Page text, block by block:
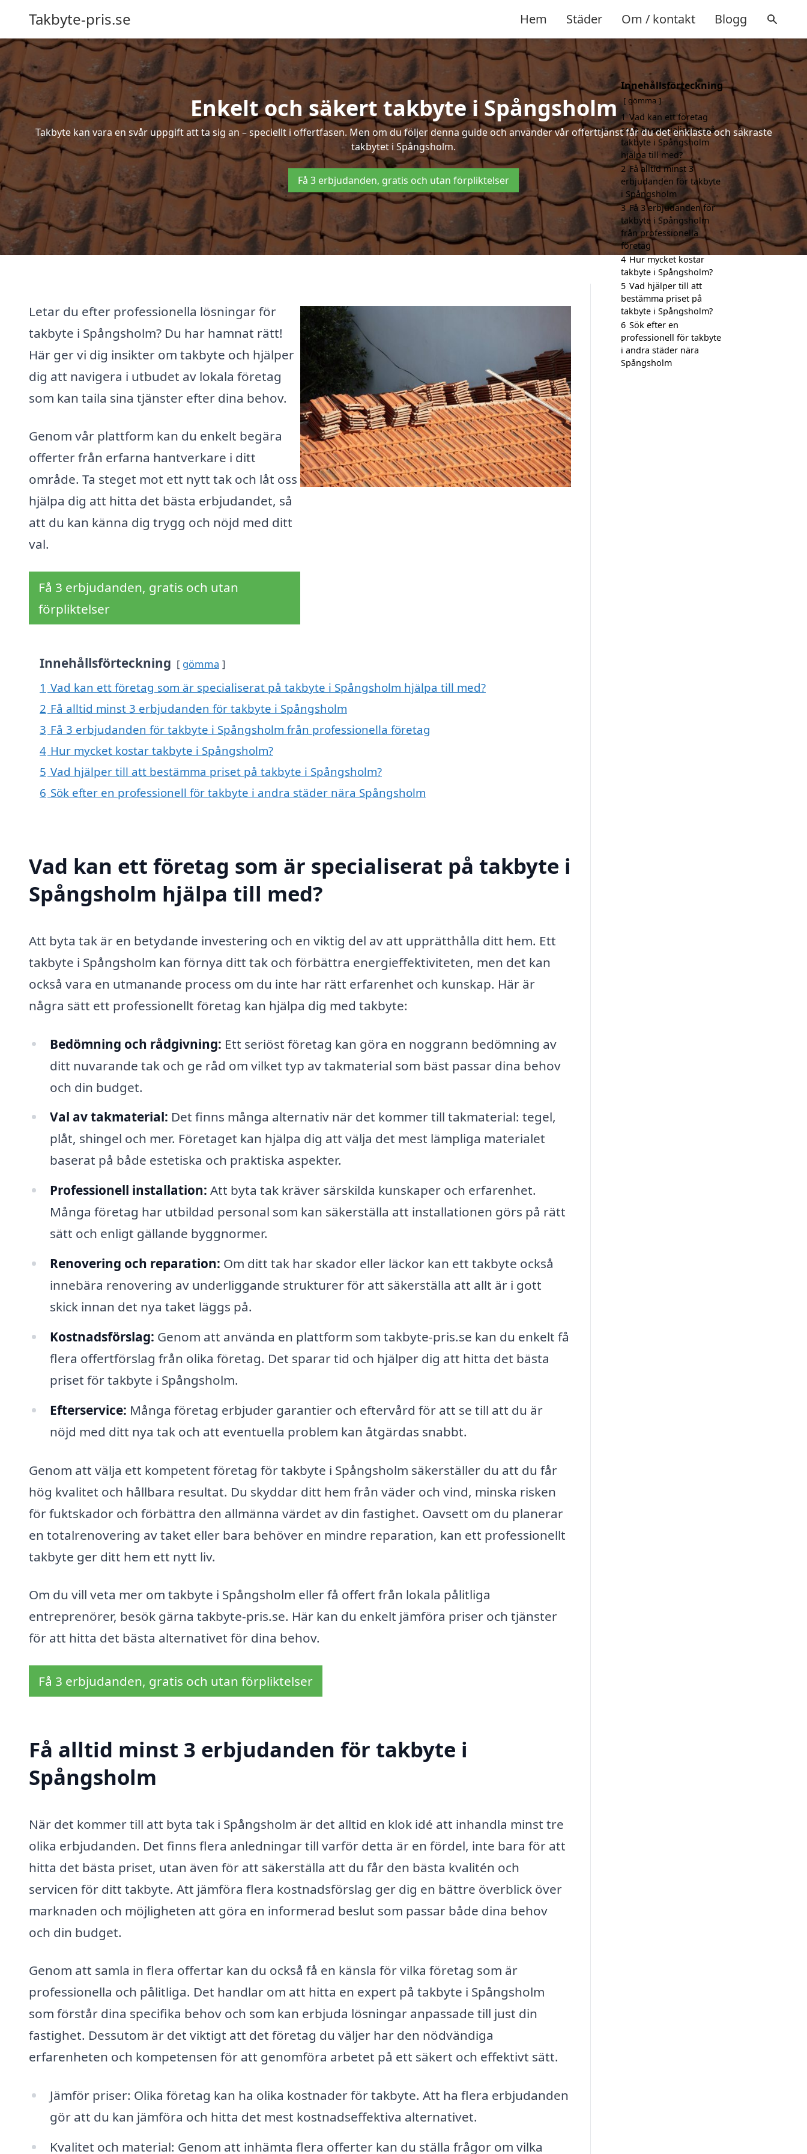
Takbyte-pris.se Hem Städer Om / kontakt Blogg
Enkelt och säkert takbyte i Spångsholm
Takbyte kan vara en svår uppgift att ta sig an – speciellt i offertfasen. Men om du följer denna guide och använder vår offerttjänst får du det enklaste och säkraste
takbytet i Spångsholm.
Få 3 erbjudanden, gratis och utan förpliktelser
Letar du efter professionella lösningar för
takbyte i Spångsholm? Du har hamnat rätt!
Här ger vi dig insikter om takbyte och hjälper
dig att navigera i utbudet av lokala företag
som kan taila sina tjänster efter dina behov.
Genom vår plattform kan du enkelt begära
offerter från erfarna hantverkare i ditt
område. Ta steget mot ett nytt tak och låt oss
hjälpa dig att hitta det bästa erbjudandet, så
att du kan känna dig trygg och nöjd med ditt
val.
Få 3 erbjudanden, gratis och utan
förpliktelser
Innehållsförteckning gömma
1 Vad kan ett företag som är specialiserat på takbyte i Spångsholm hjälpa till med?
2 Få alltid minst 3 erbjudanden för takbyte i Spångsholm
3 Få 3 erbjudanden för takbyte i Spångsholm från professionella företag
4 Hur mycket kostar takbyte i Spångsholm?
5 Vad hjälper till att bestämma priset på takbyte i Spångsholm?
6 Sök efter en professionell för takbyte i andra städer nära Spångsholm
Vad kan ett företag som är specialiserat på takbyte i
Spångsholm hjälpa till med?
Att byta tak är en betydande investering och en viktig del av att upprätthålla ditt hem. Ett
takbyte i Spångsholm kan förnya ditt tak och förbättra energieffektiviteten, men det kan
också vara en utmanande process om du inte har rätt erfarenhet och kunskap. Här är
några sätt ett professionellt företag kan hjälpa dig med takbyte:
Bedömning och rådgivning: Ett seriöst företag kan göra en noggrann bedömning av
ditt nuvarande tak och ge råd om vilket typ av takmaterial som bäst passar dina behov
och din budget.
Val av takmaterial: Det finns många alternativ när det kommer till takmaterial: tegel,
plåt, shingel och mer. Företaget kan hjälpa dig att välja det mest lämpliga materialet
baserat på både estetiska och praktiska aspekter.
Professionell installation: Att byta tak kräver särskilda kunskaper och erfarenhet.
Många företag har utbildad personal som kan säkerställa att installationen görs på rätt
sätt och enligt gällande byggnormer.
Renovering och reparation: Om ditt tak har skador eller läckor kan ett takbyte också
innebära renovering av underliggande strukturer för att säkerställa att allt är i gott
skick innan det nya taket läggs på.
Kostnadsförslag: Genom att använda en plattform som takbyte-pris.se kan du enkelt få
flera offertförslag från olika företag. Det sparar tid och hjälper dig att hitta det bästa
priset för takbyte i Spångsholm.
Efterservice: Många företag erbjuder garantier och eftervård för att se till att du är
nöjd med ditt nya tak och att eventuella problem kan åtgärdas snabbt.
Genom att välja ett kompetent företag för takbyte i Spångsholm säkerställer du att du får
hög kvalitet och hållbara resultat. Du skyddar ditt hem från väder och vind, minska risken
för fuktskador och förbättra den allmänna värdet av din fastighet. Oavsett om du planerar
en totalrenovering av taket eller bara behöver en mindre reparation, kan ett professionellt
takbyte ger ditt hem ett nytt liv.
Om du vill veta mer om takbyte i Spångsholm eller få offert från lokala pålitliga
entreprenörer, besök gärna takbyte-pris.se. Här kan du enkelt jämföra priser och tjänster
för att hitta det bästa alternativet för dina behov.
Få 3 erbjudanden, gratis och utan förpliktelser
Få alltid minst 3 erbjudanden för takbyte i
Spångsholm
När det kommer till att byta tak i Spångsholm är det alltid en klok idé att inhandla minst tre
olika erbjudanden. Det finns flera anledningar till varför detta är en fördel, inte bara för att
hitta det bästa priset, utan även för att säkerställa att du får den bästa kvalitén och
servicen för ditt takbyte. Att jämföra flera kostnadsförslag ger dig en bättre överblick över
marknaden och möjligheten att göra en informerad beslut som passar både dina behov
och din budget.
Genom att samla in flera offertar kan du också få en känsla för vilka företag som är
professionella och pålitliga. Det handlar om att hitta en expert på takbyte i Spångsholm
som förstår dina specifika behov och som kan erbjuda lösningar anpassade till just din
fastighet. Dessutom är det viktigt att det företag du väljer har den nödvändiga
erfarenheten och kompetensen för att genomföra arbetet på ett säkert och effektivt sätt.
Jämför priser: Olika företag kan ha olika kostnader för takbyte. Att ha flera erbjudanden
gör att du kan jämföra och hitta det mest kostnadseffektiva alternativet.
Kvalitet och material: Genom att inhämta flera offerter kan du ställa frågor om vilka
Innehållsförteckning
gömma
1 Vad kan ett företag
som är specialiserat på
takbyte i Spångsholm
hjälpa till med?
2 Få alltid minst 3
erbjudanden för takbyte
i Spångsholm
3 Få 3 erbjudanden för
takbyte i Spångsholm
från professionella
företag
4 Hur mycket kostar
takbyte i Spångsholm?
5 Vad hjälper till att
bestämma priset på
takbyte i Spångsholm?
6 Sök efter en
professionell för takbyte
i andra städer nära
Spångsholm